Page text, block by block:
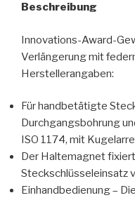
Beschreibung
Innovations-Award-
Verlängerung mit
Herstellerangaben:
Für handbetätigte
Durchgangsbohrung
ISO 1174, mit
Der Haltemagnet
Steckschlüsseleinsatz
Einhandbedienung –